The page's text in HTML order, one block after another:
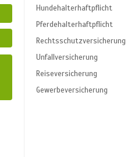
Hundehalterhaftpflicht
Pferdehalterhaftpflicht
Rechtsschutzversicherung
Unfallversicherung
Reiseversicherung
Gewerbeversicherung